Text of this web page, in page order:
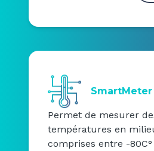
SmartMeter
Permet de mesurer
températures en
comprises entre -80C°